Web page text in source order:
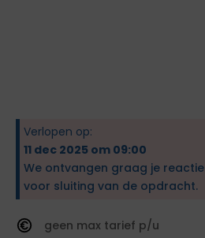
Verlopen op:
11 dec 2025 om 09:00
We ontvangen graag je reactie
voor sluiting van de opdracht.
geen
tarief